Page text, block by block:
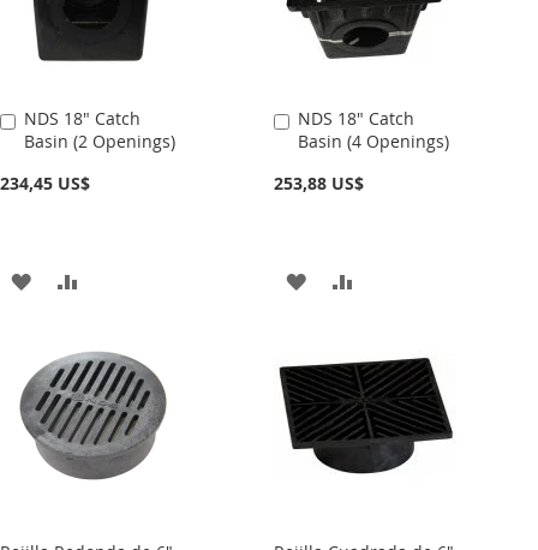
DE
DESEOS
DE
DESEOS
NDS 18" Catch
Basin (2 Openings)
234,45 US$
Añadir
al
AÑADIR
LA
LISTA
DE
COMPARAR
NDS 18" Catch
Basin (4 Openings)
253,88 US$
Añadir
al
AÑADIR
LA
LISTA
DE
AÑADIR
COMPARAR